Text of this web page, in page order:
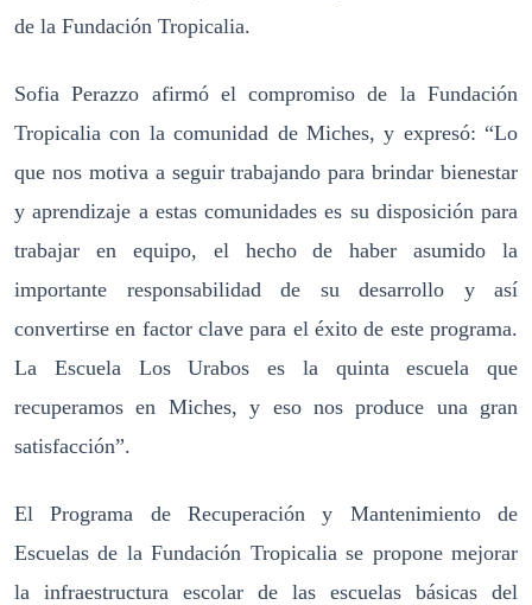
de la Fundación Tropicalia.
Sofia Perazzo afirmó el compromiso de la Fundación
Tropicalia con la comunidad de Miches, y expresó: “Lo
que nos motiva a seguir trabajando para brindar bienestar
y aprendizaje a estas comunidades es su disposición para
trabajar en equipo, el hecho de haber asumido la
importante responsabilidad de su desarrollo y así
convertirse en factor clave para el éxito de este programa.
La Escuela Los Urabos es la quinta escuela que
recuperamos en Miches, y eso nos produce una gran
satisfacción”.
El Programa de Recuperación y Mantenimiento de
Escuelas de la Fundación Tropicalia se propone mejorar
la infraestructura escolar de las escuelas básicas del